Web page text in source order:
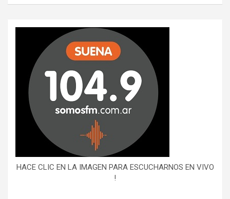
HACE CLIC EN LA IMAGEN PARA ESCUCHARNOS EN VIVO
!